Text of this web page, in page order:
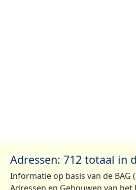
Adressen: 712 totaal in
Informatie op basis van de BAG
Adressen en Gebouwen van het